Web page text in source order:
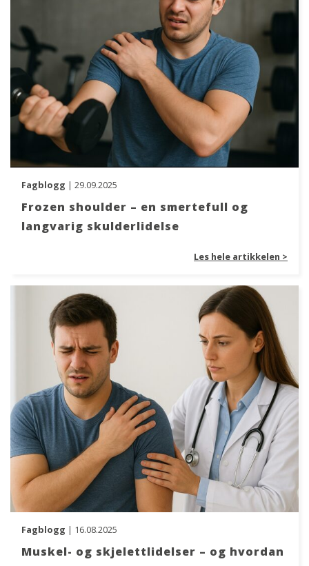
Fagblogg | 29.09.2025
Frozen shoulder – en smertefull og
langvarig skulderlidelse
Les hele artikkelen >
Fagblogg | 16.08.2025
Muskel- og skjelettlidelser – og hvordan